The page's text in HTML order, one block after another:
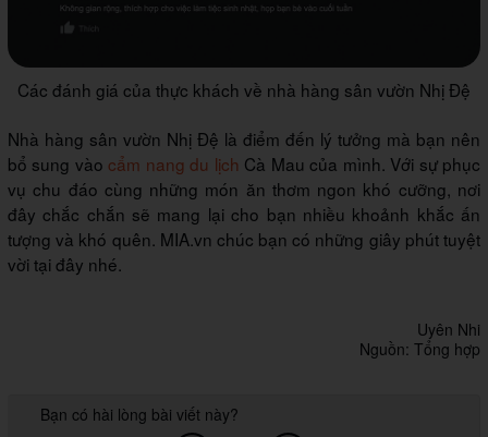
Các đánh giá của thực khách về nhà hàng sân vườn Nhị Đệ
Nhà hàng sân vườn Nhị Đệ là điểm đến lý tưởng mà bạn nên
bổ sung vào cẩm nang du lịch Cà Mau của mình. Với sự phục
vụ chu đáo cùng những món ăn thơm ngon khó cưỡng, nơi
đây chắc chắn sẽ mang lại cho bạn nhiều khoảnh khắc ấn
tượng và khó quên. MIA.vn chúc bạn có những giây phút tuyệt
vời tại đây nhé.
Uyên Nhi
Nguồn: Tổng hợp
Bạn có hài lòng bài viết này?